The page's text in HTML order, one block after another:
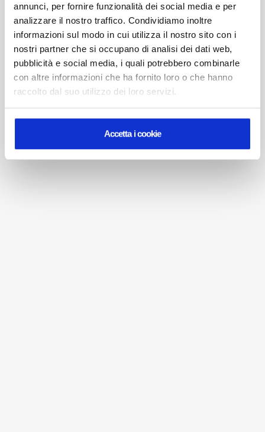
annunci, per fornire funzionalità dei social media e per
analizzare il nostro traffico. Condividiamo inoltre
informazioni sul modo in cui utilizza il nostro sito con i
nostri partner che si occupano di analisi dei dati web,
pubblicità e social media, i quali potrebbero combinarle
con altre informazioni che ha fornito loro o che hanno
raccolto dal suo utilizzo dei loro servizi.
Accetta i cookie
Le richieste
ricevute durante la
chiusura saranno
gestite alla
riapertura.
Continua la
navigazione